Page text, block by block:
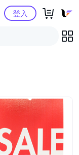
中心登入